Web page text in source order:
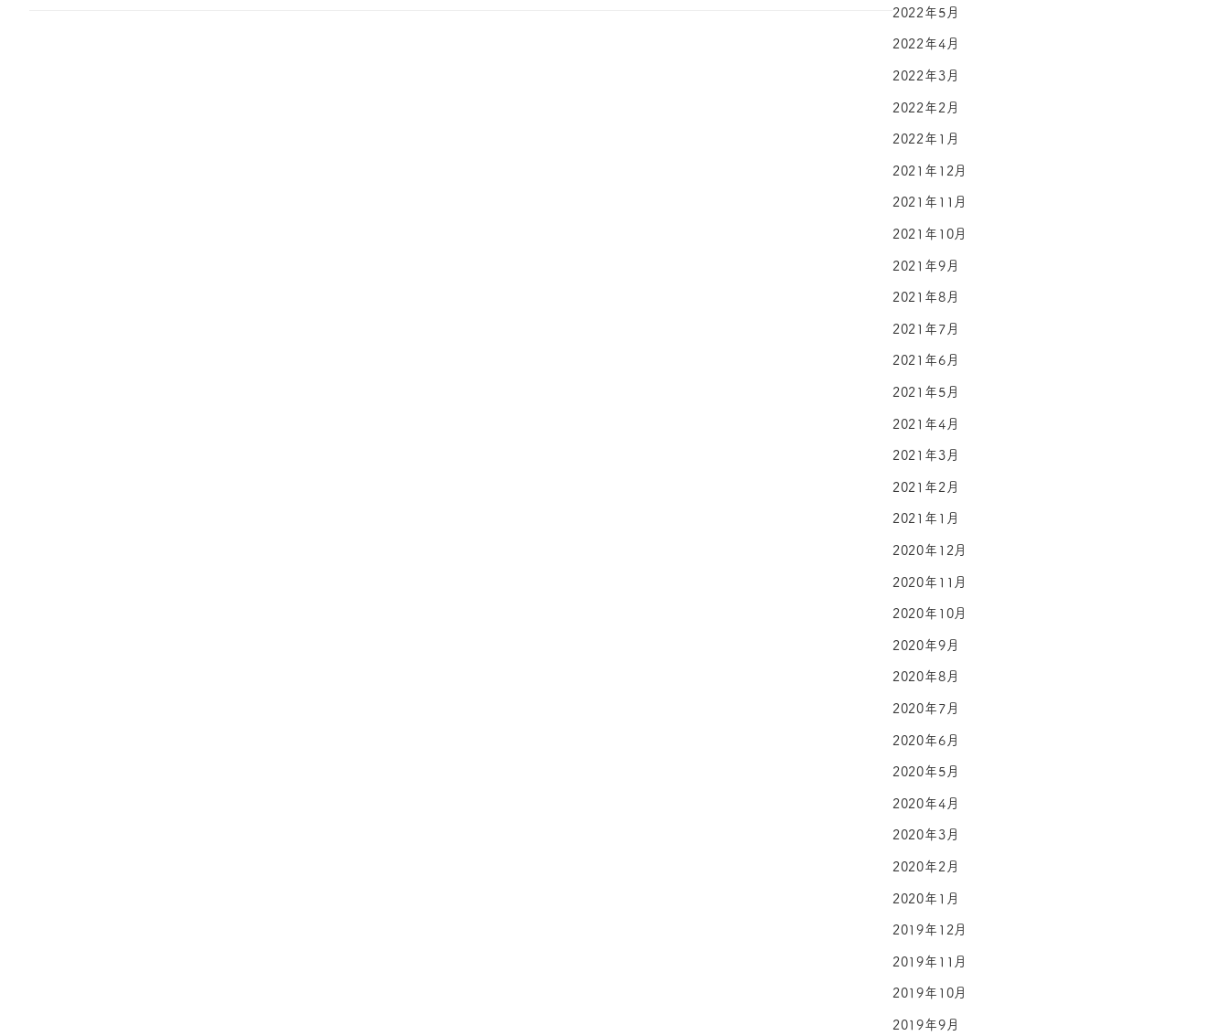
2022年5月
2022年4月
2022年3月
2022年2月
2022年1月
2021年12月
2021年11月
2021年10月
2021年9月
2021年8月
2021年7月
2021年6月
2021年5月
2021年4月
2021年3月
2021年2月
2021年1月
2020年12月
2020年11月
2020年10月
2020年9月
2020年8月
2020年7月
2020年6月
2020年5月
2020年4月
2020年3月
2020年2月
2020年1月
2019年12月
2019年11月
2019年10月
2019年9月